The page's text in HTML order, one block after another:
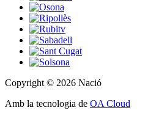
Copyright © 2026 Nació
Amb la tecnologia de OA Cloud